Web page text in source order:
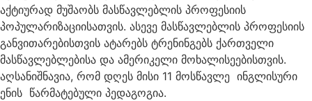
აქტიურად მუშაობს მასწავლებლის პროფესიის
პოპულარიზაციისათვის. ასევე მასწავლებლის პროფესიის
განვითარებისთვის ატარებს ტრენინგებს ქართველი
მასწავლებლებისა და ამერიკელი მოხალისეებისთვის.
აღსანიშნავია, რომ დღეს მისი 11 მოსწავლე ინგლისური
ენის წარმატებული პედაგოგია.